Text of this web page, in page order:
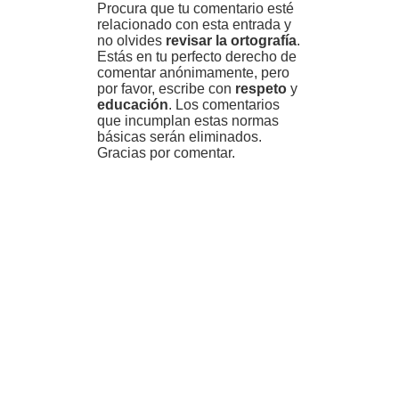
Procura que tu comentario esté
relacionado con esta entrada y
no olvides revisar la ortografía.
Estás en tu perfecto derecho de
comentar anónimamente, pero
por favor, escribe con respeto y
educación. Los comentarios
que incumplan estas normas
básicas serán eliminados.
Gracias por comentar.